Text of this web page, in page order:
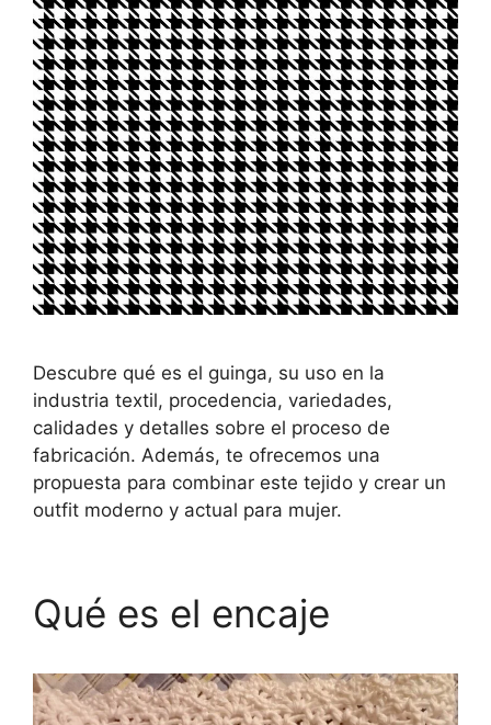
Descubre qué es el guinga, su uso en la
industria textil, procedencia, variedades,
calidades y detalles sobre el proceso de
fabricación. Además, te ofrecemos una
propuesta para combinar este tejido y crear un
outfit moderno y actual para mujer.
Qué es el encaje